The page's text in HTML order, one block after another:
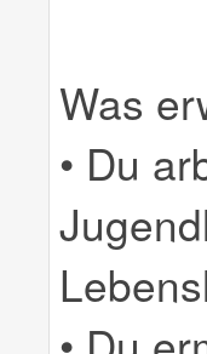
Was
• Du